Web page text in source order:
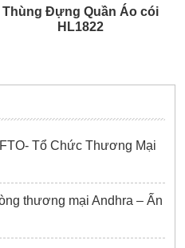
Thùng Đựng Quần Áo cói
HL1822
Tổ Chức Thương Mại
thương mại Andhra – Ấn